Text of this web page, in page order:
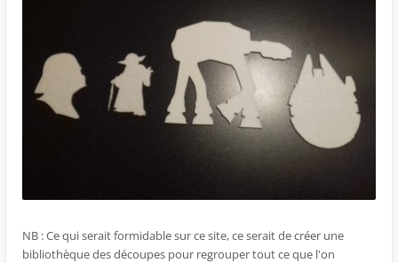
NB : Ce qui serait formidable sur ce site, ce serait de créer une
bibliothèque des découpes pour regrouper tout ce que l'on